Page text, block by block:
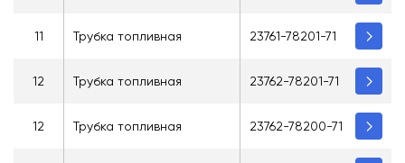
11 Трубка топливная 23761-78201-71
12 Трубка топливная 23762-78201-71
12 Трубка топливная 23762-78200-71